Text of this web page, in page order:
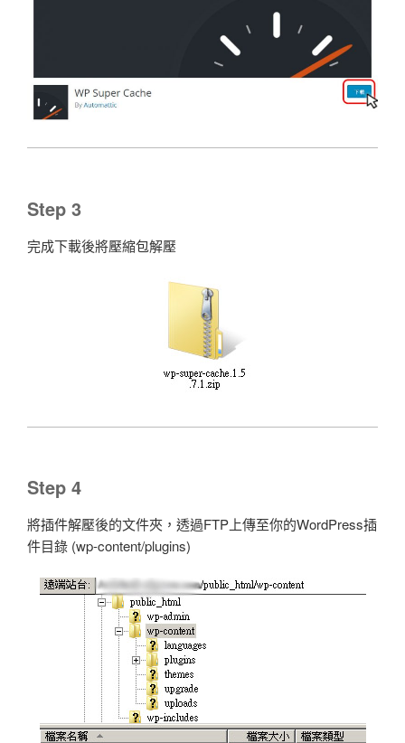
Step 3
完成下載後將壓縮包解壓
Step 4
將插件解壓後的文件夾，透過FTP上傳至你的WordPress插
件目錄 (wp-content/plugins)